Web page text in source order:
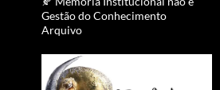
Gestão do Conhecimento
Arquivo